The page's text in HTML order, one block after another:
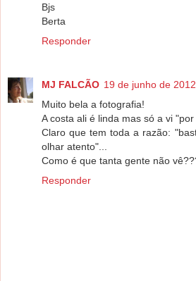
Bjs
Berta
Responder
MJ FALCÃO 19 de junho de
Muito bela a fotografia!
A costa ali é linda mas só a vi
Claro que tem toda a razão:
olhar atento"...
Como é que tanta gente não
Responder